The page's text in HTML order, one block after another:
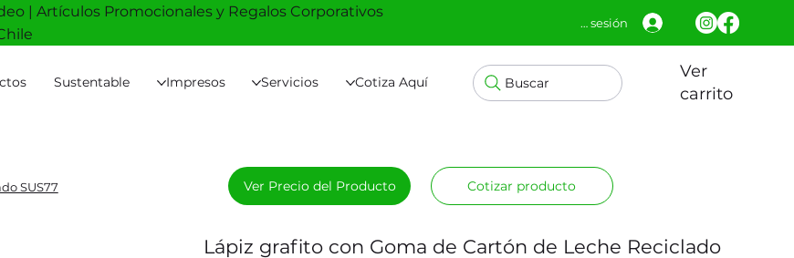
Sustentable Impresos Servicios Cotiza Aquí Buscar
Ver
carrito
| Artículos Promocionales y Regalos Corporativos
Iniciar sesión
SUS77
Lápiz grafito con Goma de Cartón de Leche Reciclado
Ver Precio del Producto Cotizar producto